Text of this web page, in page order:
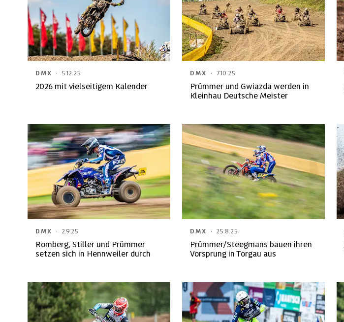
DMX · 5.12.25
2026 mit vielseitigem Kalender
DMX · 7.10.25
Prümmer und Gwiazda werden in
Kleinhau Deutsche Meister
DMX · 2.9.25
Romberg, Stiller und Prümmer
setzen sich in Hennweiler durch
DMX · 25.8.25
Prümmer/Steegmans bauen ihren
Vorsprung in Torgau aus